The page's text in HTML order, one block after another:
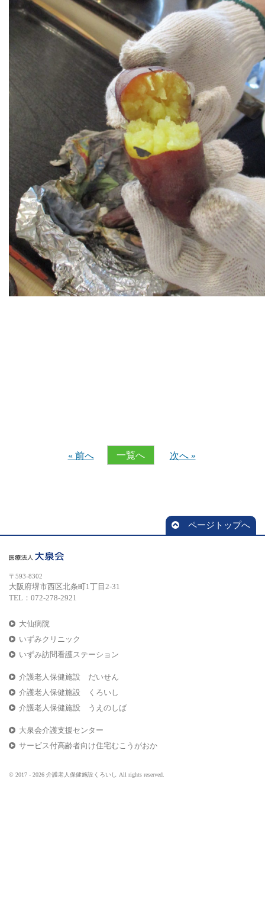
« 前へ 一覧へ 次へ »
ページトップへ
〒593-8302
大阪府堺市西区北条町1丁目2-31
TEL：072-278-2921
大仙病院
いずみクリニック
いずみ訪問看護ステーション
介護老人保健施設 だいせん
介護老人保健施設 くろいし
介護老人保健施設 うえのしば
大泉会介護支援センター
サービス付高齢者向け住宅むこうがおか
© 2017 - 2026 介護老人保健施設くろいし All rights reserved.